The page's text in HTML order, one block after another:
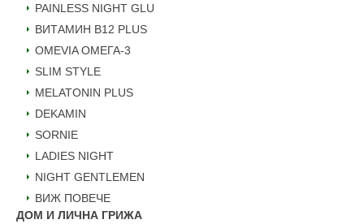
PAINLESS NIGHT GLU
ВИТАМИН B12 PLUS
ОMEVIA ОМЕГА-3
SLIM STYLE
MELATONIN PLUS
DEKAMIN
SORNIE
LADIES NIGHT
NIGHT GENTLEMEN
ВИЖ ПОВЕЧЕ
ДОМ И ЛИЧНА ГРИЖА